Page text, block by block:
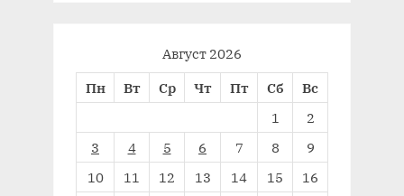
Август 2026
Пн
Вт Ср Чт Пт Сб
Вс
1
2
3
4 5 6 7 8
9
10
11 12 13 14 15
16